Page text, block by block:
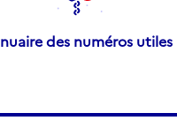
des numéros utiles